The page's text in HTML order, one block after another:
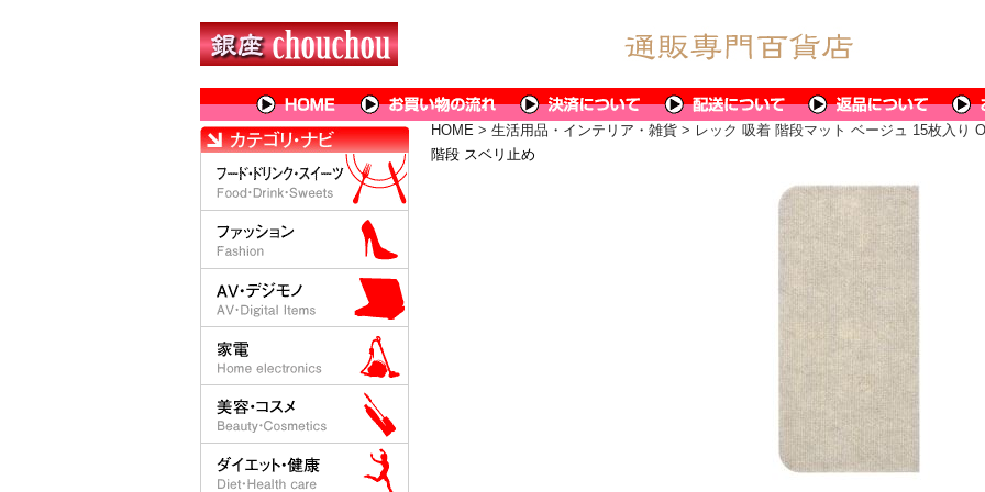
HOME > 生活用品・インテリア・雑貨 > レック 吸着 階段マット ベージュ 15枚入り
階段 スベリ止め